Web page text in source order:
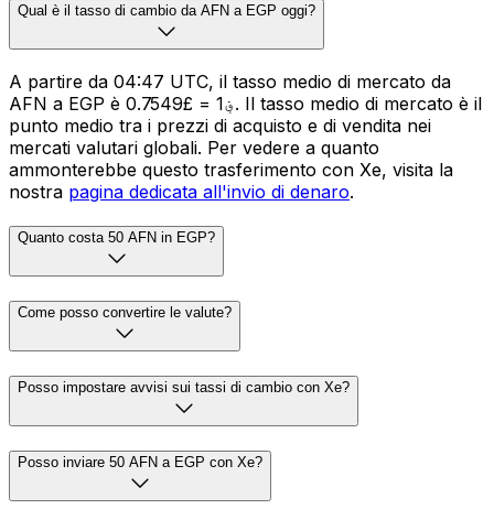
Qual è il tasso di cambio da AFN a EGP oggi?
A partire da 04:47 UTC, il tasso medio di mercato da
AFN a EGP è ؋1 = £0.7549. Il tasso medio di mercato è il
punto medio tra i prezzi di acquisto e di vendita nei
mercati valutari globali. Per vedere a quanto
ammonterebbe questo trasferimento con Xe, visita la
nostra pagina dedicata all'invio di denaro.
Quanto costa 50 AFN in EGP?
Come posso convertire le valute?
Posso impostare avvisi sui tassi di cambio con Xe?
Posso inviare 50 AFN a EGP con Xe?